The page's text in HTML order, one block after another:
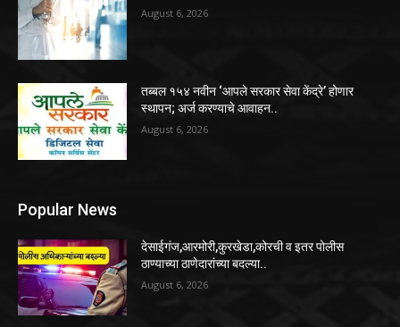
August 6, 2026
तब्बल १५४ नवीन ‘आपले सरकार सेवा केंद्रे’ होणार
स्थापन; अर्ज करण्याचे आवाहन..
August 6, 2026
Popular News
देसाईगंज,आरमोरी,कुरखेडा,कोरची व इतर पोलीस
ठाण्याच्या ठाणेदारांच्या बदल्या..
August 6, 2026